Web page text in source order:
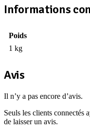
Informations
Poids
1 kg
Avis
Il n’y a pas encore d’avis.
Seuls les clients connectés
de laisser un avis.